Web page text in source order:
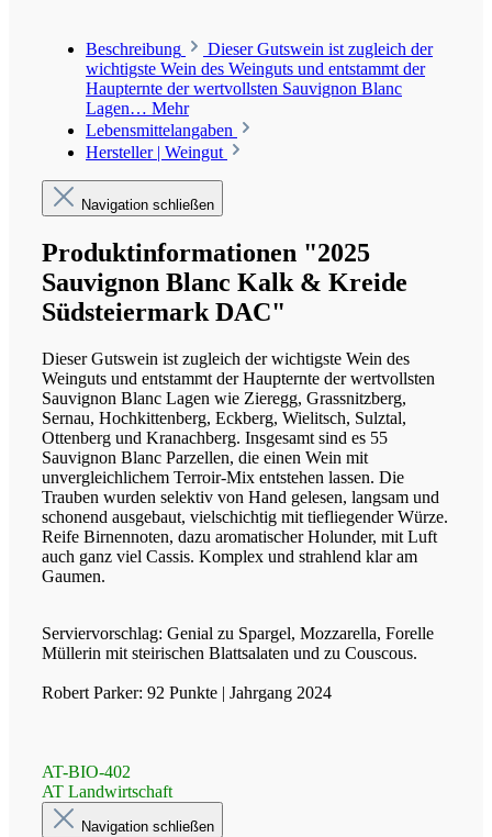
Beschreibung
Dieser Gutswein ist zugleich der
wichtigste Wein des Weinguts und entstammt der
Haupternte der wertvollsten Sauvignon Blanc
Lagen… Mehr
Lebensmittelangaben
Hersteller | Weingut
Navigation schließen
Produktinformationen "2025
Sauvignon Blanc Kalk & Kreide
Südsteiermark DAC"
Dieser Gutswein ist zugleich der wichtigste Wein des
Weinguts und entstammt der Haupternte der wertvollsten
Sauvignon Blanc Lagen wie Zieregg, Grassnitzberg,
Sernau, Hochkittenberg, Eckberg, Wielitsch, Sulztal,
Ottenberg und Kranachberg. Insgesamt sind es 55
Sauvignon Blanc Parzellen, die einen Wein mit
unvergleichlichem Terroir-Mix entstehen lassen. Die
Trauben wurden selektiv von Hand gelesen, langsam und
schonend ausgebaut, vielschichtig mit tiefliegender Würze.
Reife Birnennoten, dazu aromatischer Holunder, mit Luft
auch ganz viel Cassis. Komplex und strahlend klar am
Gaumen.
Serviervorschlag: Genial zu Spargel, Mozzarella, Forelle
Müllerin mit steirischen Blattsalaten und zu Couscous.
Robert Parker: 92 Punkte | Jahrgang 2024
AT-BIO-402
AT Landwirtschaft
Navigation schließen